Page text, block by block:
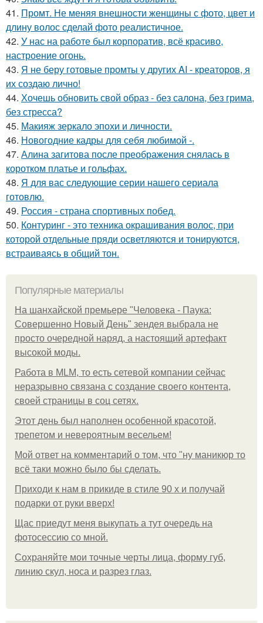
41. Промт. Не меняя внешности женщины с фото, цвет и
длину волос сделай фото реалистичное.
42. У нас на работе был корпоратив, всё красиво,
настроение огонь.
43. Я не беру готовые промты у других AI - креаторов, я
их создаю лично!
44. Хочешь обновить свой образ - без салона, без грима,
без стресса?
45. Макияж зеркало эпохи и личности.
46. Новогодние кадры для себя любимой -.
47. Алина загитова после преображения снялась в
коротком платье и гольфах.
48. Я для вас следующие серии нашего сериала
готовлю.
49. Россия - страна спортивных побед.
50. Контуринг - это техника окрашивания волос, при
которой отдельные пряди осветляются и тонируются,
встраиваясь в общий тон.
Популярные материалы
На шанхайской премьере "Человека - Паука:
Совершенно Новый День" зендея выбрала не
просто очередной наряд, а настоящий артефакт
высокой моды.
Работа в MLM, то есть сетевой компании сейчас
неразрывно связана с создание своего контента,
своей страницы в соц сетях.
Этот день был наполнен особенной красотой,
трепетом и невероятным весельем!
Мой ответ на комментарий о том, что "ну маникюр то
всё таки можно было бы сделать.
Приходи к нам в прикиде в стиле 90 х и получай
подарки от руки вверх!
Щас приедут меня выкупать а тут очередь на
фотосессию со мной.
Сохраняйте мои точные черты лица, форму губ,
линию скул, носа и разрез глаз.